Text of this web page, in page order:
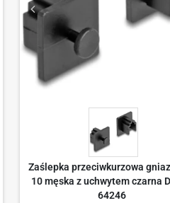
Zaślepka przeciwkurzowa
10 męska z uchwytem czarna
64246